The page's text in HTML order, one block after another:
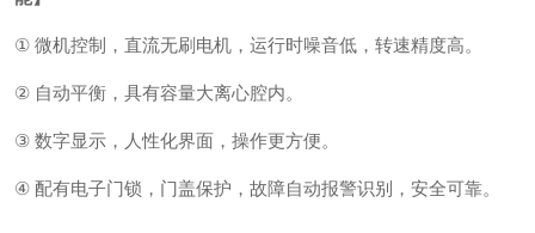
① 微机控制 ，直流无刷电机 ， 运行时噪音低 ，转速精度高。
② 自动平衡 ， 具有容量大离心腔内。
③ 数字显示 ，人性化界面，操作更方便。
④ 配有电子门锁，门盖保护，故障自动报警识别，安全可靠。